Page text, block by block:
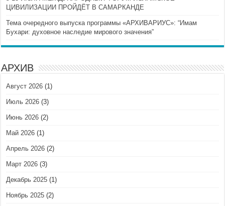
ЦИВИЛИЗАЦИИ ПРОЙДЁТ В САМАРКАНДЕ
Тема очередного выпуска программы «АРХИВАРИУС»: “Имам
Бухари: духовное наследие мирового значения”
АРХИВ
Август 2026 (1)
Июль 2026 (3)
Июнь 2026 (2)
Май 2026 (1)
Апрель 2026 (2)
Март 2026 (3)
Декабрь 2025 (1)
Ноябрь 2025 (2)